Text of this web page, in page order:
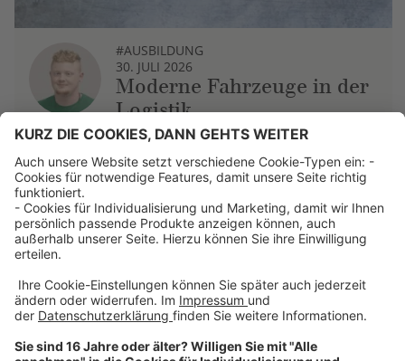
#AUSBILDUNG
30. JULI 2026
Moderne Fahrzeuge in der
Logistik
Über uns